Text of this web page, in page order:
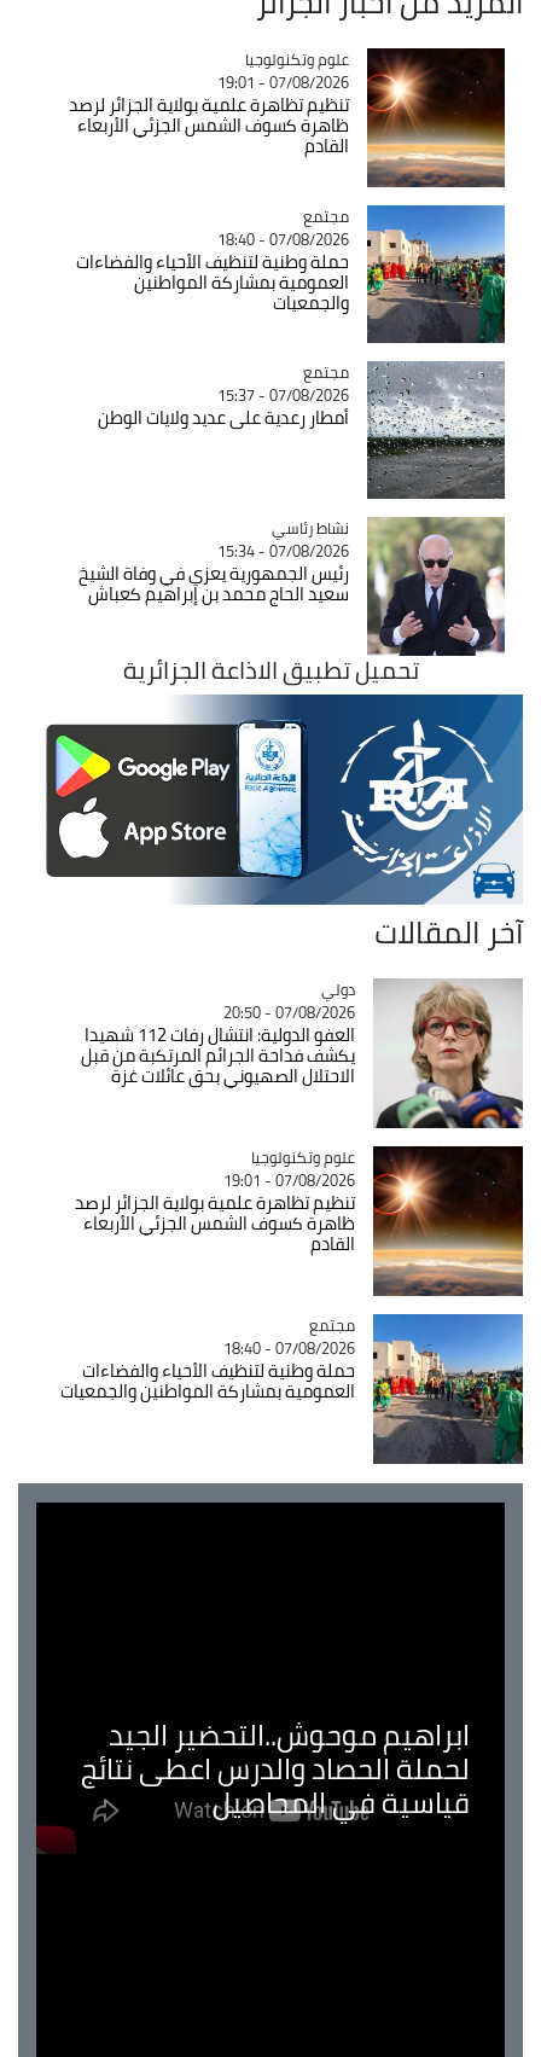
Catégorie
علوم وتكنولوجيا
07/08/2026 - 19:01
تنظيم تظاهرة علمية بولاية الجزائر لرصد
ظاهرة كسوف الشمس الجزئي الأربعاء
القادم
Catégorie
مجتمع
07/08/2026 - 18:40
حملة وطنية لتنظيف الأحياء والفضاءات
العمومية بمشاركة المواطنين
والجمعيات
Catégorie
مجتمع
07/08/2026 - 15:37
أمطار رعدية على عديد ولايات الوطن
Catégorie
نشاط رئاسي
07/08/2026 - 15:34
رئيس الجمهورية يعزي في وفاة الشيخ
سعيد الحاج محمد بن إبراهيم كعباش
تحميل تطبيق الاذاعة الجزائرية
آخر المقالات
Catégorie
دولي
07/08/2026 - 20:50
العفو الدولية: انتشال رفات 112 شهيدا
يكشف فداحة الجرائم المرتكبة من قبل
الاحتلال الصهيوني بحق عائلات غزة
Catégorie
علوم وتكنولوجيا
07/08/2026 - 19:01
تنظيم تظاهرة علمية بولاية الجزائر لرصد
ظاهرة كسوف الشمس الجزئي الأربعاء
القادم
Catégorie
مجتمع
07/08/2026 - 18:40
حملة وطنية لتنظيف الأحياء والفضاءات
العمومية بمشاركة المواطنين والجمعيات
ابراهيم موحوش..التحضير الجيد
لحملة الحصاد والدرس اعطى نتائج
قياسية في المحاصيل